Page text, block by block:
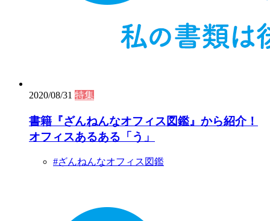
2020/08/31 特集
書籍『ざんねんなオフィス図鑑』から紹介！
オフィスあるある「う」
#ざんねんなオフィス図鑑